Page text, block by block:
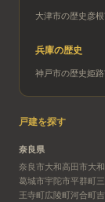
大津市の歴史 彦
兵庫の歴史
神戸市の歴史姫
戸建を探す
奈良県
奈良市大和高田市大
葛城市宇陀市平群町
王寺町広陵町河合町